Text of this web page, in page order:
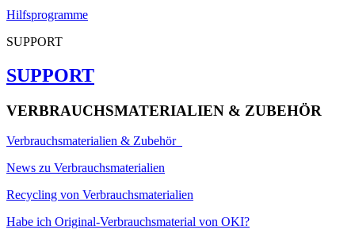
Hilfsprogramme
SUPPORT
SUPPORT
VERBRAUCHSMATERIALIEN & ZUBEHÖR
Verbrauchsmaterialien & Zubehör
News zu Verbrauchsmaterialien
Recycling von Verbrauchsmaterialien
Habe ich Original-Verbrauchsmaterial von OKI?